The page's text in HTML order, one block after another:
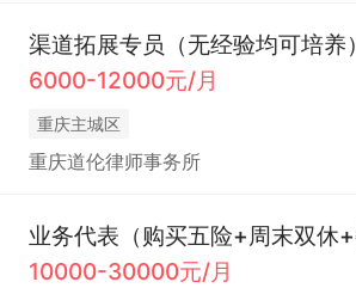
渠道拓展专员（无经验均可培养）
6000-12000元/月
重庆主城区
重庆道伦律师事务所
10000-30000元/月